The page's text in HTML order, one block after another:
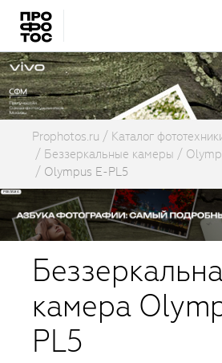
Prophotos.ru
Каталог
Беззеркальные камеры
Olympus E-PL5
камера
PL5